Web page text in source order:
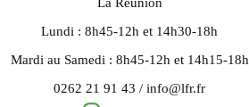
Lundi : 8h45-12h et 14h30-18h
Mardi au Samedi : 8h45-12h et 14h15-18h
0262 21 91 43 / info@lfr.fr